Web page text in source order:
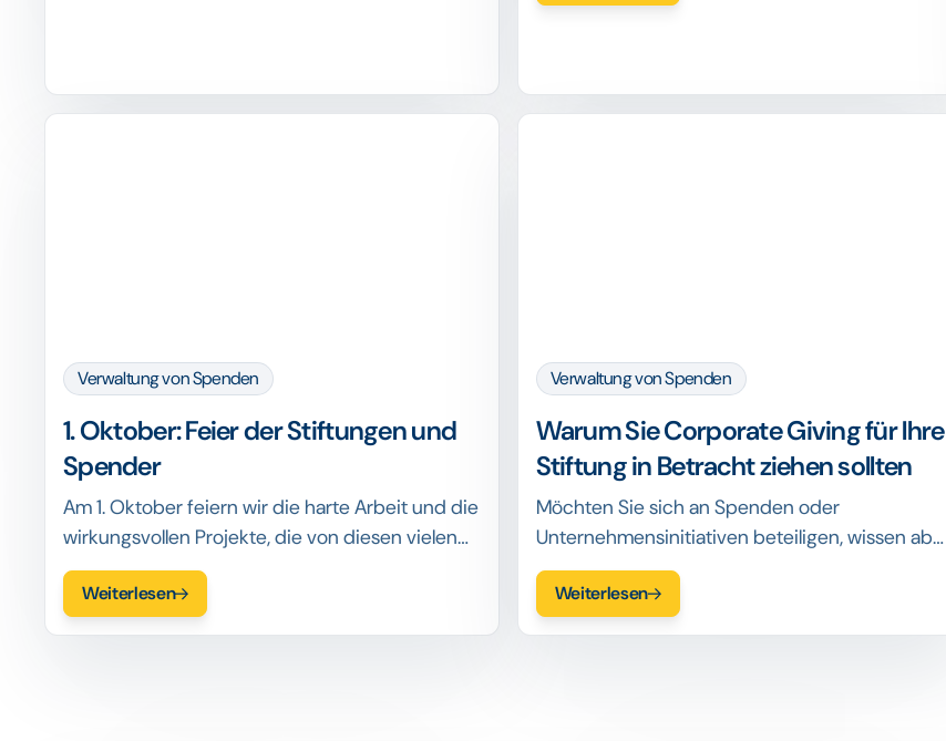
Verwaltung von Spenden
1. Oktober: Feier der Stiftungen und
Spender
Am 1. Oktober feiern wir die harte Arbeit und die
wirkungsvollen Projekte, die von diesen vielen
Stiftungen und gemeinnützigen Organisationen
ins Leben gerufen wurden.
Weiterlesen
Verwaltung von Spenden
Warum Sie Corporate Giving für Ihre
Stiftung in Betracht ziehen sollten
Möchten Sie sich an Spenden oder
Unternehmensinitiativen beteiligen, wissen aber
nicht genau, was das ist oder wie Sie anfangen
sollen? Lesen Sie unseren Leitfaden, um zu
Weiterlesen